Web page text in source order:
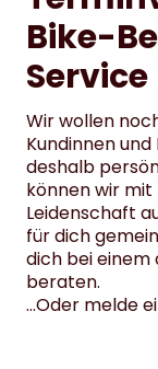
Bike-
Service
Wir wollen
Kundinnen
deshalb
können wir
Leidenschaft
für dich
dich bei
beraten.
…Oder melde